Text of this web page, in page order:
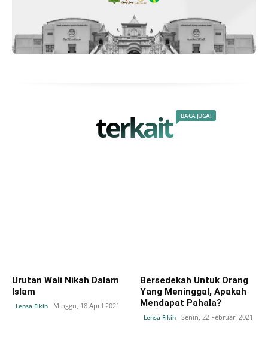
terkait BACA JUGA!
Urutan Wali Nikah Dalam
Islam
Lensa Fikih Minggu, 18 April 2021
Bersedekah Untuk Orang
Yang Meninggal, Apakah
Mendapat Pahala?
Lensa Fikih Senin, 22 Februari 2021